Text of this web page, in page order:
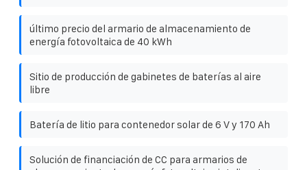
último precio del armario de almacenamiento de
energía fotovoltaica de 40 kWh
Sitio de producción de gabinetes de baterías al aire
libre
Batería de litio para contenedor solar de 6 V y 170 Ah
Solución de financiación de CC para armarios de